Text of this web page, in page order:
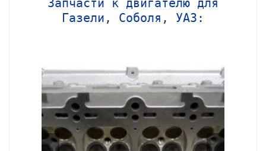
Газели, Соболя, УАЗ: